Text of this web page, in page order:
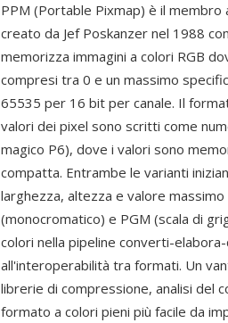
PPM (Portable Pixmap) è il membro
creato da Jef Poskanzer nel 1988
memorizza immagini a colori RGB
compresi tra 0 e un massimo
65535 per 16 bit per canale. Il
valori dei pixel sono scritti come
magico P6), dove i valori sono
compatta. Entrambe le varianti
larghezza, altezza e valore
(monocromatico) e PGM (scala di
colori nella pipeline converti-
all'interoperabilità tra formati. Un
librerie di compressione, analisi del
formato a colori pieni più facile da